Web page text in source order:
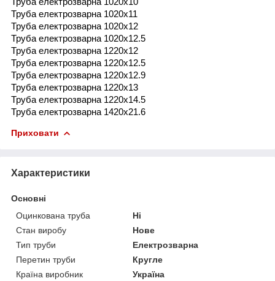
Труба електрозварна 1020x11
Труба електрозварна 1020x12
Труба електрозварна 1020x12.5
Труба електрозварна 1220x12
Труба електрозварна 1220x12.5
Труба електрозварна 1220x12.9
Труба електрозварна 1220x13
Труба електрозварна 1220x14.5
Труба електрозварна 1420x21.6
Приховати
Характеристики
Основні
Оцинкована труба
Ні
Стан виробу
Нове
Тип труби
Електрозварна
Перетин труби
Кругле
Країна виробник
Україна